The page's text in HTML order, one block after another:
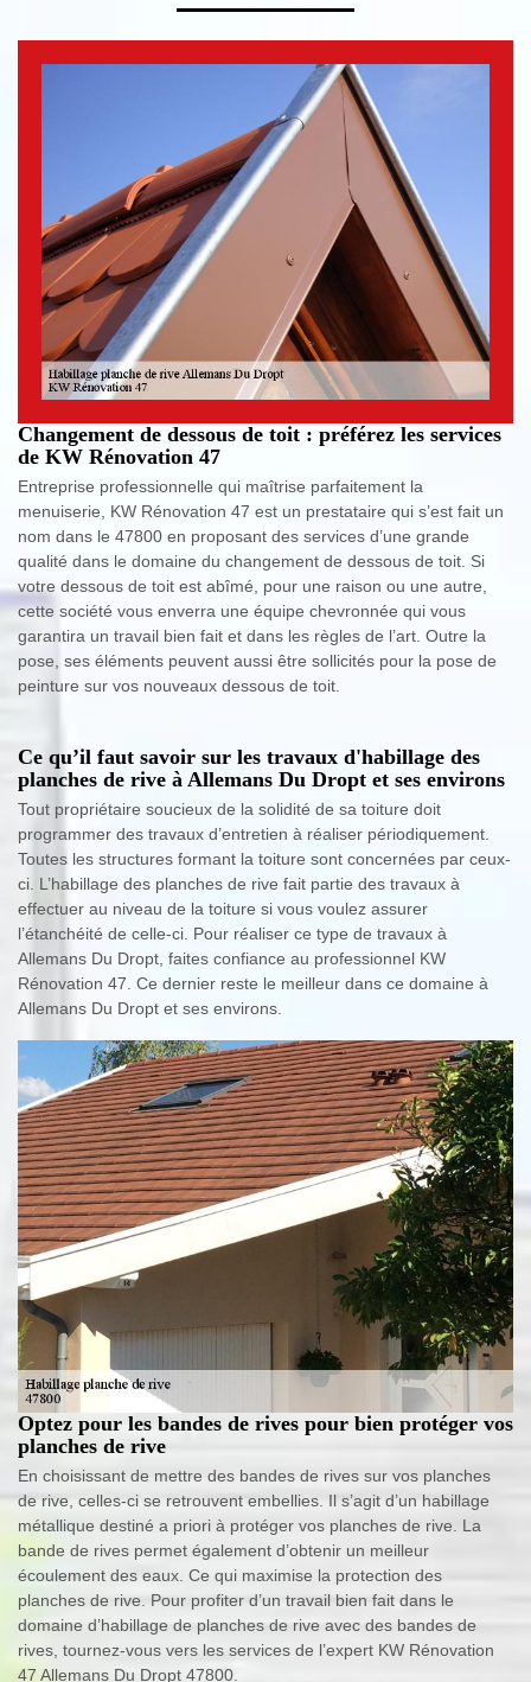
Changement de dessous de toit : préférez les services
de KW Rénovation 47
Entreprise professionnelle qui maîtrise parfaitement la
menuiserie, KW Rénovation 47 est un prestataire qui s’est fait un
nom dans le 47800 en proposant des services d’une grande
qualité dans le domaine du changement de dessous de toit. Si
votre dessous de toit est abîmé, pour une raison ou une autre,
cette société vous enverra une équipe chevronnée qui vous
garantira un travail bien fait et dans les règles de l’art. Outre la
pose, ses éléments peuvent aussi être sollicités pour la pose de
peinture sur vos nouveaux dessous de toit.
Ce qu’il faut savoir sur les travaux d'habillage des
planches de rive à Allemans Du Dropt et ses environs
Tout propriétaire soucieux de la solidité de sa toiture doit
programmer des travaux d’entretien à réaliser périodiquement.
Toutes les structures formant la toiture sont concernées par ceux-
ci. L’habillage des planches de rive fait partie des travaux à
effectuer au niveau de la toiture si vous voulez assurer
l’étanchéité de celle-ci. Pour réaliser ce type de travaux à
Allemans Du Dropt, faites confiance au professionnel KW
Rénovation 47. Ce dernier reste le meilleur dans ce domaine à
Allemans Du Dropt et ses environs.
Optez pour les bandes de rives pour bien protéger vos
planches de rive
En choisissant de mettre des bandes de rives sur vos planches
de rive, celles-ci se retrouvent embellies. Il s’agit d’un habillage
métallique destiné a priori à protéger vos planches de rive. La
bande de rives permet également d’obtenir un meilleur
écoulement des eaux. Ce qui maximise la protection des
planches de rive. Pour profiter d’un travail bien fait dans le
domaine d’habillage de planches de rive avec des bandes de
rives, tournez-vous vers les services de l’expert KW Rénovation
47 Allemans Du Dropt 47800.